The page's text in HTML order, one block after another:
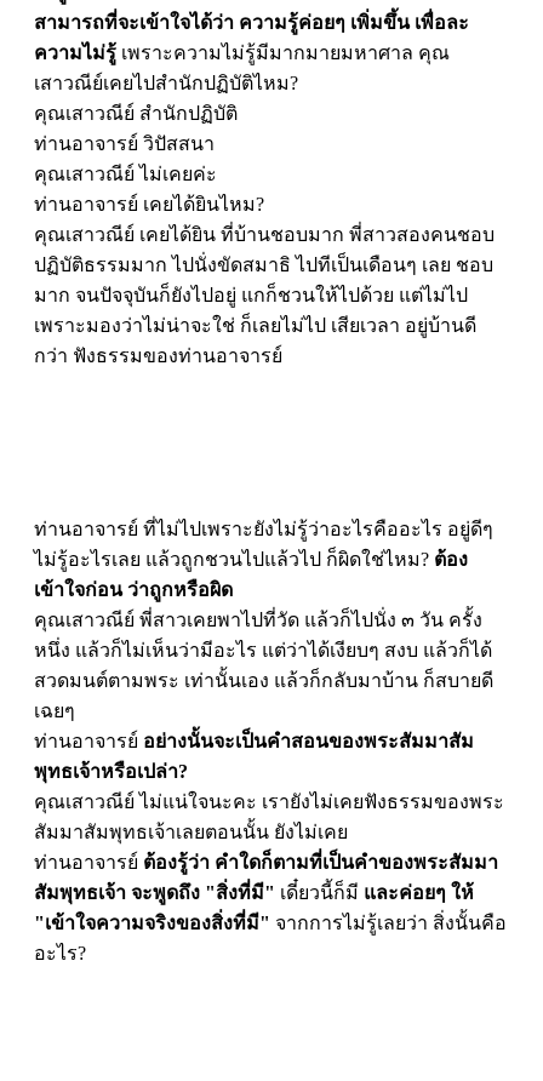
สามารถที่จะเข้าใจได้ว่า ความรู้ค่อยๆ เพิ่มขึ้น เพื่อละ
ความไม่รู้ เพราะความไม่รู้มีมากมายมหาศาล คุณ
เสาวณีย์เคยไปสำนักปฏิบัติไหม?
คุณเสาวณีย์ สำนักปฏิบัติ
ท่านอาจารย์ วิปัสสนา
คุณเสาวณีย์ ไม่เคยค่ะ
ท่านอาจารย์ เคยได้ยินไหม?
คุณเสาวณีย์ เคยได้ยิน ที่บ้านชอบมาก พี่สาวสองคนชอบ
ปฏิบัติธรรมมาก ไปนั่งขัดสมาธิ ไปทีเป็นเดือนๆ เลย ชอบ
มาก จนปัจจุบันก็ยังไปอยู่ แกก็ชวนให้ไปด้วย แต่ไม่ไป
เพราะมองว่าไม่น่าจะใช่ ก็เลยไม่ไป เสียเวลา อยู่บ้านดี
กว่า ฟังธรรมของท่านอาจารย์
ท่านอาจารย์ ที่ไม่ไปเพราะยังไม่รู้ว่าอะไรคืออะไร อยู่ดีๆ
ไม่รู้อะไรเลย แล้วถูกชวนไปแล้วไป ก็ผิดใช่ไหม? ต้อง
เข้าใจก่อน ว่าถูกหรือผิด
คุณเสาวณีย์ พี่สาวเคยพาไปที่วัด แล้วก็ไปนั่ง ๓ วัน ครั้ง
หนึ่ง แล้วก็ไม่เห็นว่ามีอะไร แต่ว่าได้เงียบๆ สงบ แล้วก็ได้
สวดมนต์ตามพระ เท่านั้นเอง แล้วก็กลับมาบ้าน ก็สบายดี
เฉยๆ
ท่านอาจารย์ อย่างนั้นจะเป็นคำสอนของพระสัมมาสัม
พุทธเจ้าหรือเปล่า?
คุณเสาวณีย์ ไม่แน่ใจนะคะ เรายังไม่เคยฟังธรรมของพระ
สัมมาสัมพุทธเจ้าเลยตอนนั้น ยังไม่เคย
ท่านอาจารย์ ต้องรู้ว่า คำใดก็ตามที่เป็นคำของพระสัมมา
สัมพุทธเจ้า จะพูดถึง "สิ่งที่มี" เดี๋ยวนี้ก็มี และค่อยๆ ให้
"เข้าใจความจริงของสิ่งที่มี" จากการไม่รู้เลยว่า สิ่งนั้นคือ
อะไร?